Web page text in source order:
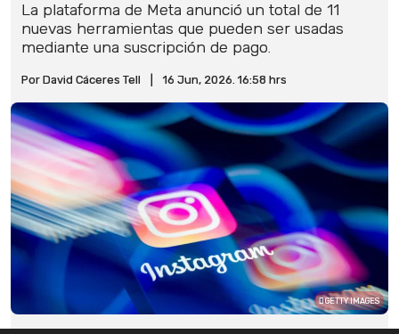
La plataforma de Meta anunció un total de 11
nuevas herramientas que pueden ser usadas
mediante una suscripción de pago.
Por David Cáceres Tell 16 Jun, 2026. 16:58 hrs
GETTY IMAGES